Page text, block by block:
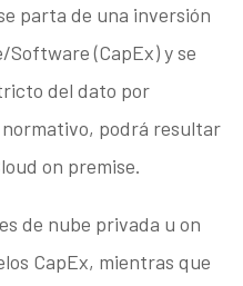
parta de una inversión
(CapEx) y se
del dato por
podrá resultar
on premise.
de nube privada u on
CapEx, mientras que